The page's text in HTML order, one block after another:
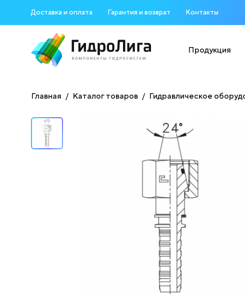
Доставка и оплата Гарантия и возврат Контакты
Продукция
Главная Каталог товаров Гидравлическое